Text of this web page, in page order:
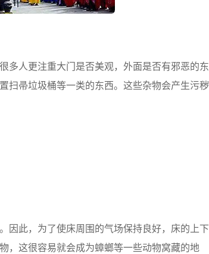
人更注重大门是否美观，外面是否有邪恶的东
扫帚垃圾桶等一类的东西。这些杂物会产生污秽
此，为了使床周围的气场保持良好，床的上下
，这很容易就会成为蟑螂等一些动物窝藏的地